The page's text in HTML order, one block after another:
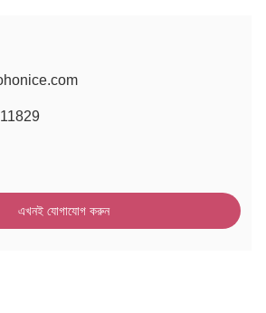
এখনই যোগাযোগ করুন